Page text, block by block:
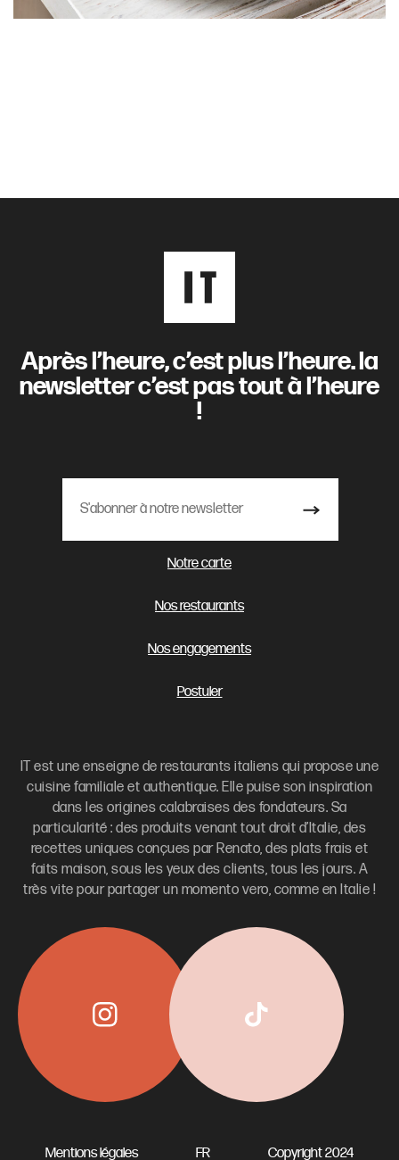
Après l’heure, c’est plus l’heure. la
newsletter c’est pas tout à l’heure
!
Notre carte
Nos restaurants
Nos engagements
Postuler
IT est une enseigne de restaurants italiens qui propose une
cuisine familiale et authentique. Elle puise son inspiration
dans les origines calabraises des fondateurs. Sa
particularité : des produits venant tout droit d’Italie, des
recettes uniques conçues par Renato, des plats frais et
faits maison, sous les yeux des clients, tous les jours. A
très vite pour partager un momento vero, comme en Italie !
Mentions légales FR Copyright 2024